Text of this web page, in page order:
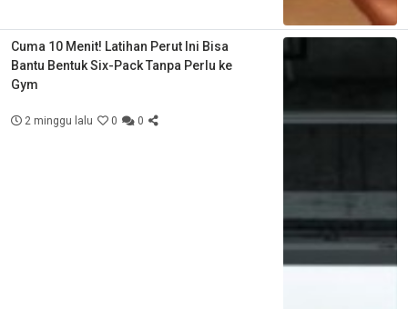
Cuma 10 Menit! Latihan Perut Ini Bisa
Bantu Bentuk Six-Pack Tanpa Perlu ke
Gym
2 minggu lalu 0 0